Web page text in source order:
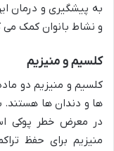
به پیشگیری و درمان
و نشاط بانوان کمک می
کلسیم و منیزیم
کلسیم و منیزیم دو
ها و دندان ها هستند.
در معرض خطر پوکی
منیزیم برای حفظ